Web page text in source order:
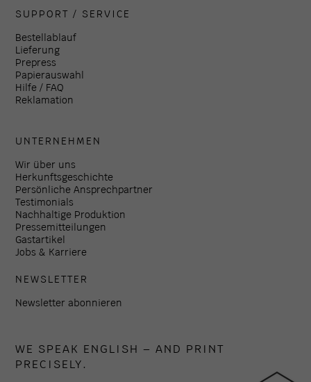
SUPPORT / SERVICE
Bestellablauf
Lieferung
Prepress
Papierauswahl
Hilfe / FAQ
Reklamation
UNTERNEHMEN
Wir über uns
Herkunftsgeschichte
Persönliche Ansprechpartner
Testimonials
Nachhaltige Produktion
Pressemitteilungen
Gastartikel
Jobs & Karriere
NEWSLETTER
Newsletter abonnieren
WE SPEAK ENGLISH – AND PRINT
PRECISELY.